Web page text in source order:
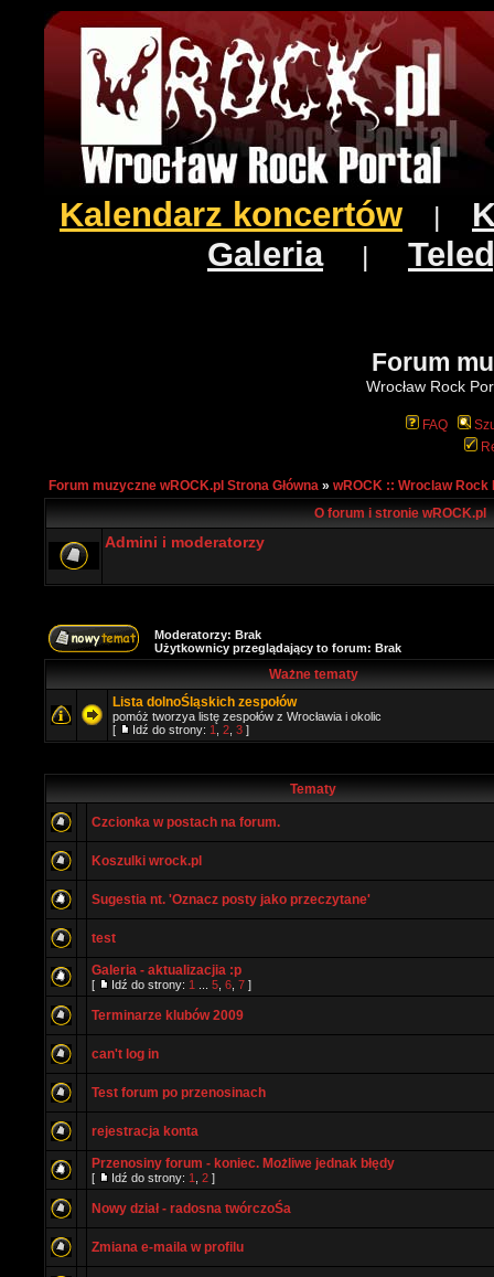
Kalendarz koncertów
Galeria|
Forum
Wrocław Rock
FAQ
Forum muzyczne wROCK.pl Strona Główna » wROCK :: Wroclaw Rock
O forum i stronie wROCK.pl
Admini i moderatorzy
Moderatorzy: Brak
Użytkownicy przeglądający to forum: Brak
Ważne tematy
Lista dolnoŚląskich zespołów
pomóż tworzya listę zespołów z Wrocławia i okolic
[
Idź do strony: 1 2 3 ]
Tematy
Czcionka w postach na forum.
Koszulki wrock.pl
Sugestia nt. 'Oznacz posty jako przeczytane'
test
Galeria - aktualizacjia :p
[ Idź do strony: 1 5 6 7 ]
Terminarze klubów 2009
can't log in
Test forum po przenosinach
rejestracja konta
Przenosiny forum - koniec. Możliwe jednak błędy
[ Idź do strony: 1 2 ]
Nowy dział - radosna twórczoŚa
Zmiana e-maila w profilu